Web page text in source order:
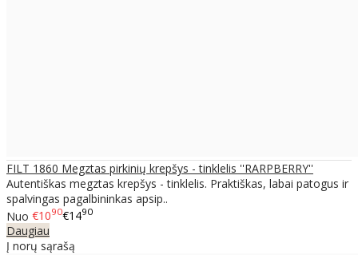
FILT 1860 Megztas pirkinių krepšys - tinklelis ''RARPBERRY''
Autentiškas megztas krepšys - tinklelis. Praktiškas, labai patogus ir
spalvingas pagalbininkas apsip..
Nuo €1090€1490
Daugiau
Į norų sąrašą